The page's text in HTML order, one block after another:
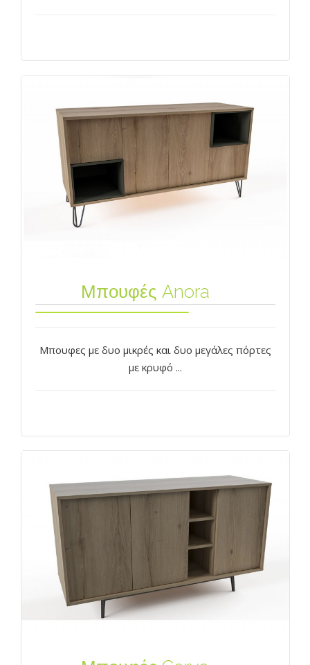
Μπουφές Anora
Mπουφες με δυο μικρές και δυο μεγάλες πόρτες
με κρυφό ...